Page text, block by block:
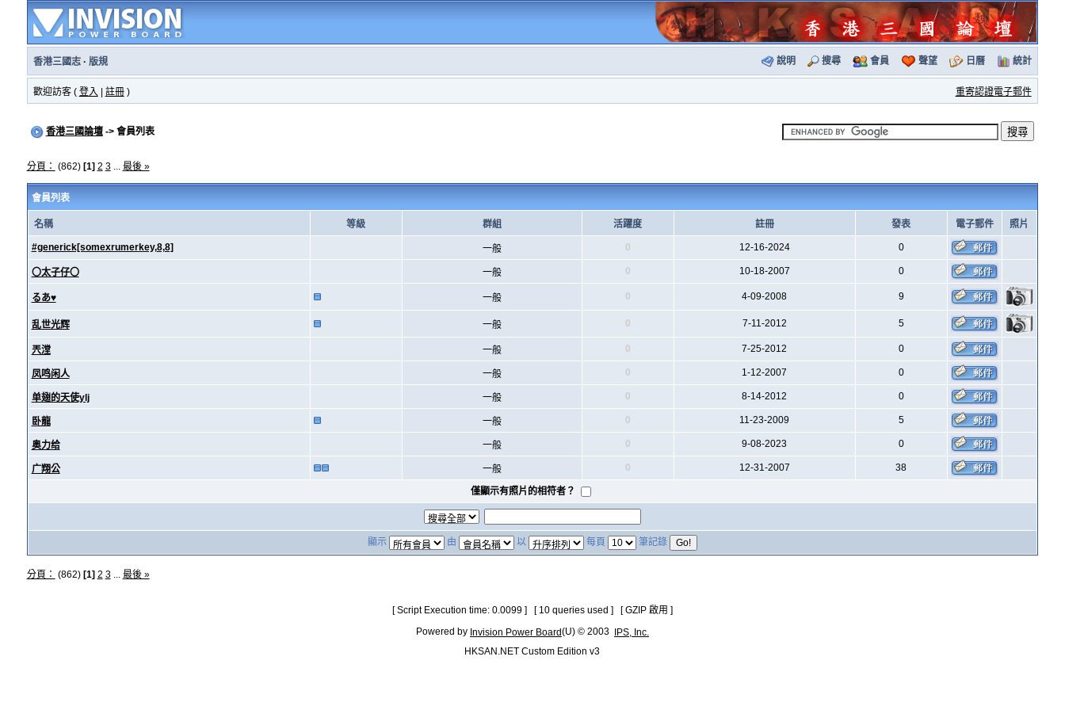
香港三國志· 版規 說明 搜尋 會員 聲望 日曆 統計
歡迎訪客 ( 登入 註冊) 重寄認證電子郵件
香港三國論壇-> 會員列表
分頁： (862) [1] 2 3... 最後 »
會員列表
名稱 等級 群組 活躍度 註冊 發表 電子郵件 照片
#generick[somexrumerkey,8,8] 一般 0 12-16-2024 0
〇太子仔〇 一般 0 10-18-2007 0
るあ♥ 一般 0 4-09-2008 9
乱世光辉 一般 0 7-11-2012 5
兲漟 一般 0 7-25-2012 0
凤鸣闲人 一般 0 1-12-2007 0
单翅的天使ylj 一般 0 8-14-2012 0
卧龍 一般 0 11-23-2009 5
奥力给 一般 0 9-08-2023 0
广翔公 一般 0 12-31-2007 38
僅顯示有照片的相符者？
顯示 由 以 每頁 筆記錄
分頁： (862) [1] 2 3... 最後 »
[ Script Execution time: 0.0099 ] [ 10 queries used ] [ GZIP 啟用 ]
Powered by Invision Power Board(U) © 2003
IPS, Inc.
HKSAN.NET Custom Edition v3